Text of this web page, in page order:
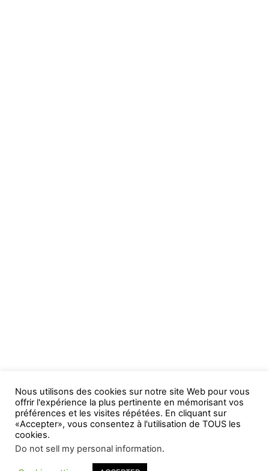
Nous utilisons des cookies sur notre site Web pour vous
offrir l'expérience la plus pertinente en mémorisant vos
préférences et les visites répétées. En cliquant sur
«Accepter», vous consentez à l'utilisation de TOUS les
cookies.
Do not sell my personal information.